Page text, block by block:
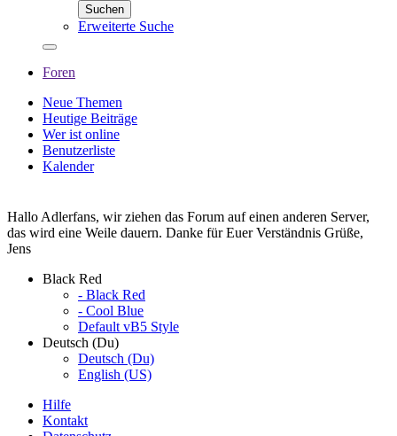
Suchen
Erweiterte Suche
Foren
Neue Themen
Heutige Beiträge
Wer ist online
Benutzerliste
Kalender
Hallo Adlerfans, wir ziehen das Forum auf einen anderen Server,
das wird eine Weile dauern. Danke für Euer Verständnis Grüße,
Jens
Black Red
- Black Red
- Cool Blue
Default vB5 Style
Deutsch (Du)
Deutsch (Du)
English (US)
Hilfe
Kontakt